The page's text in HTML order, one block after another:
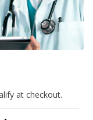
at checkout.